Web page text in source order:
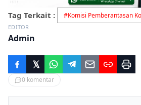
Tag Terkait : #Komisi Pemberantasan
EDITOR
Admin
0 komentar